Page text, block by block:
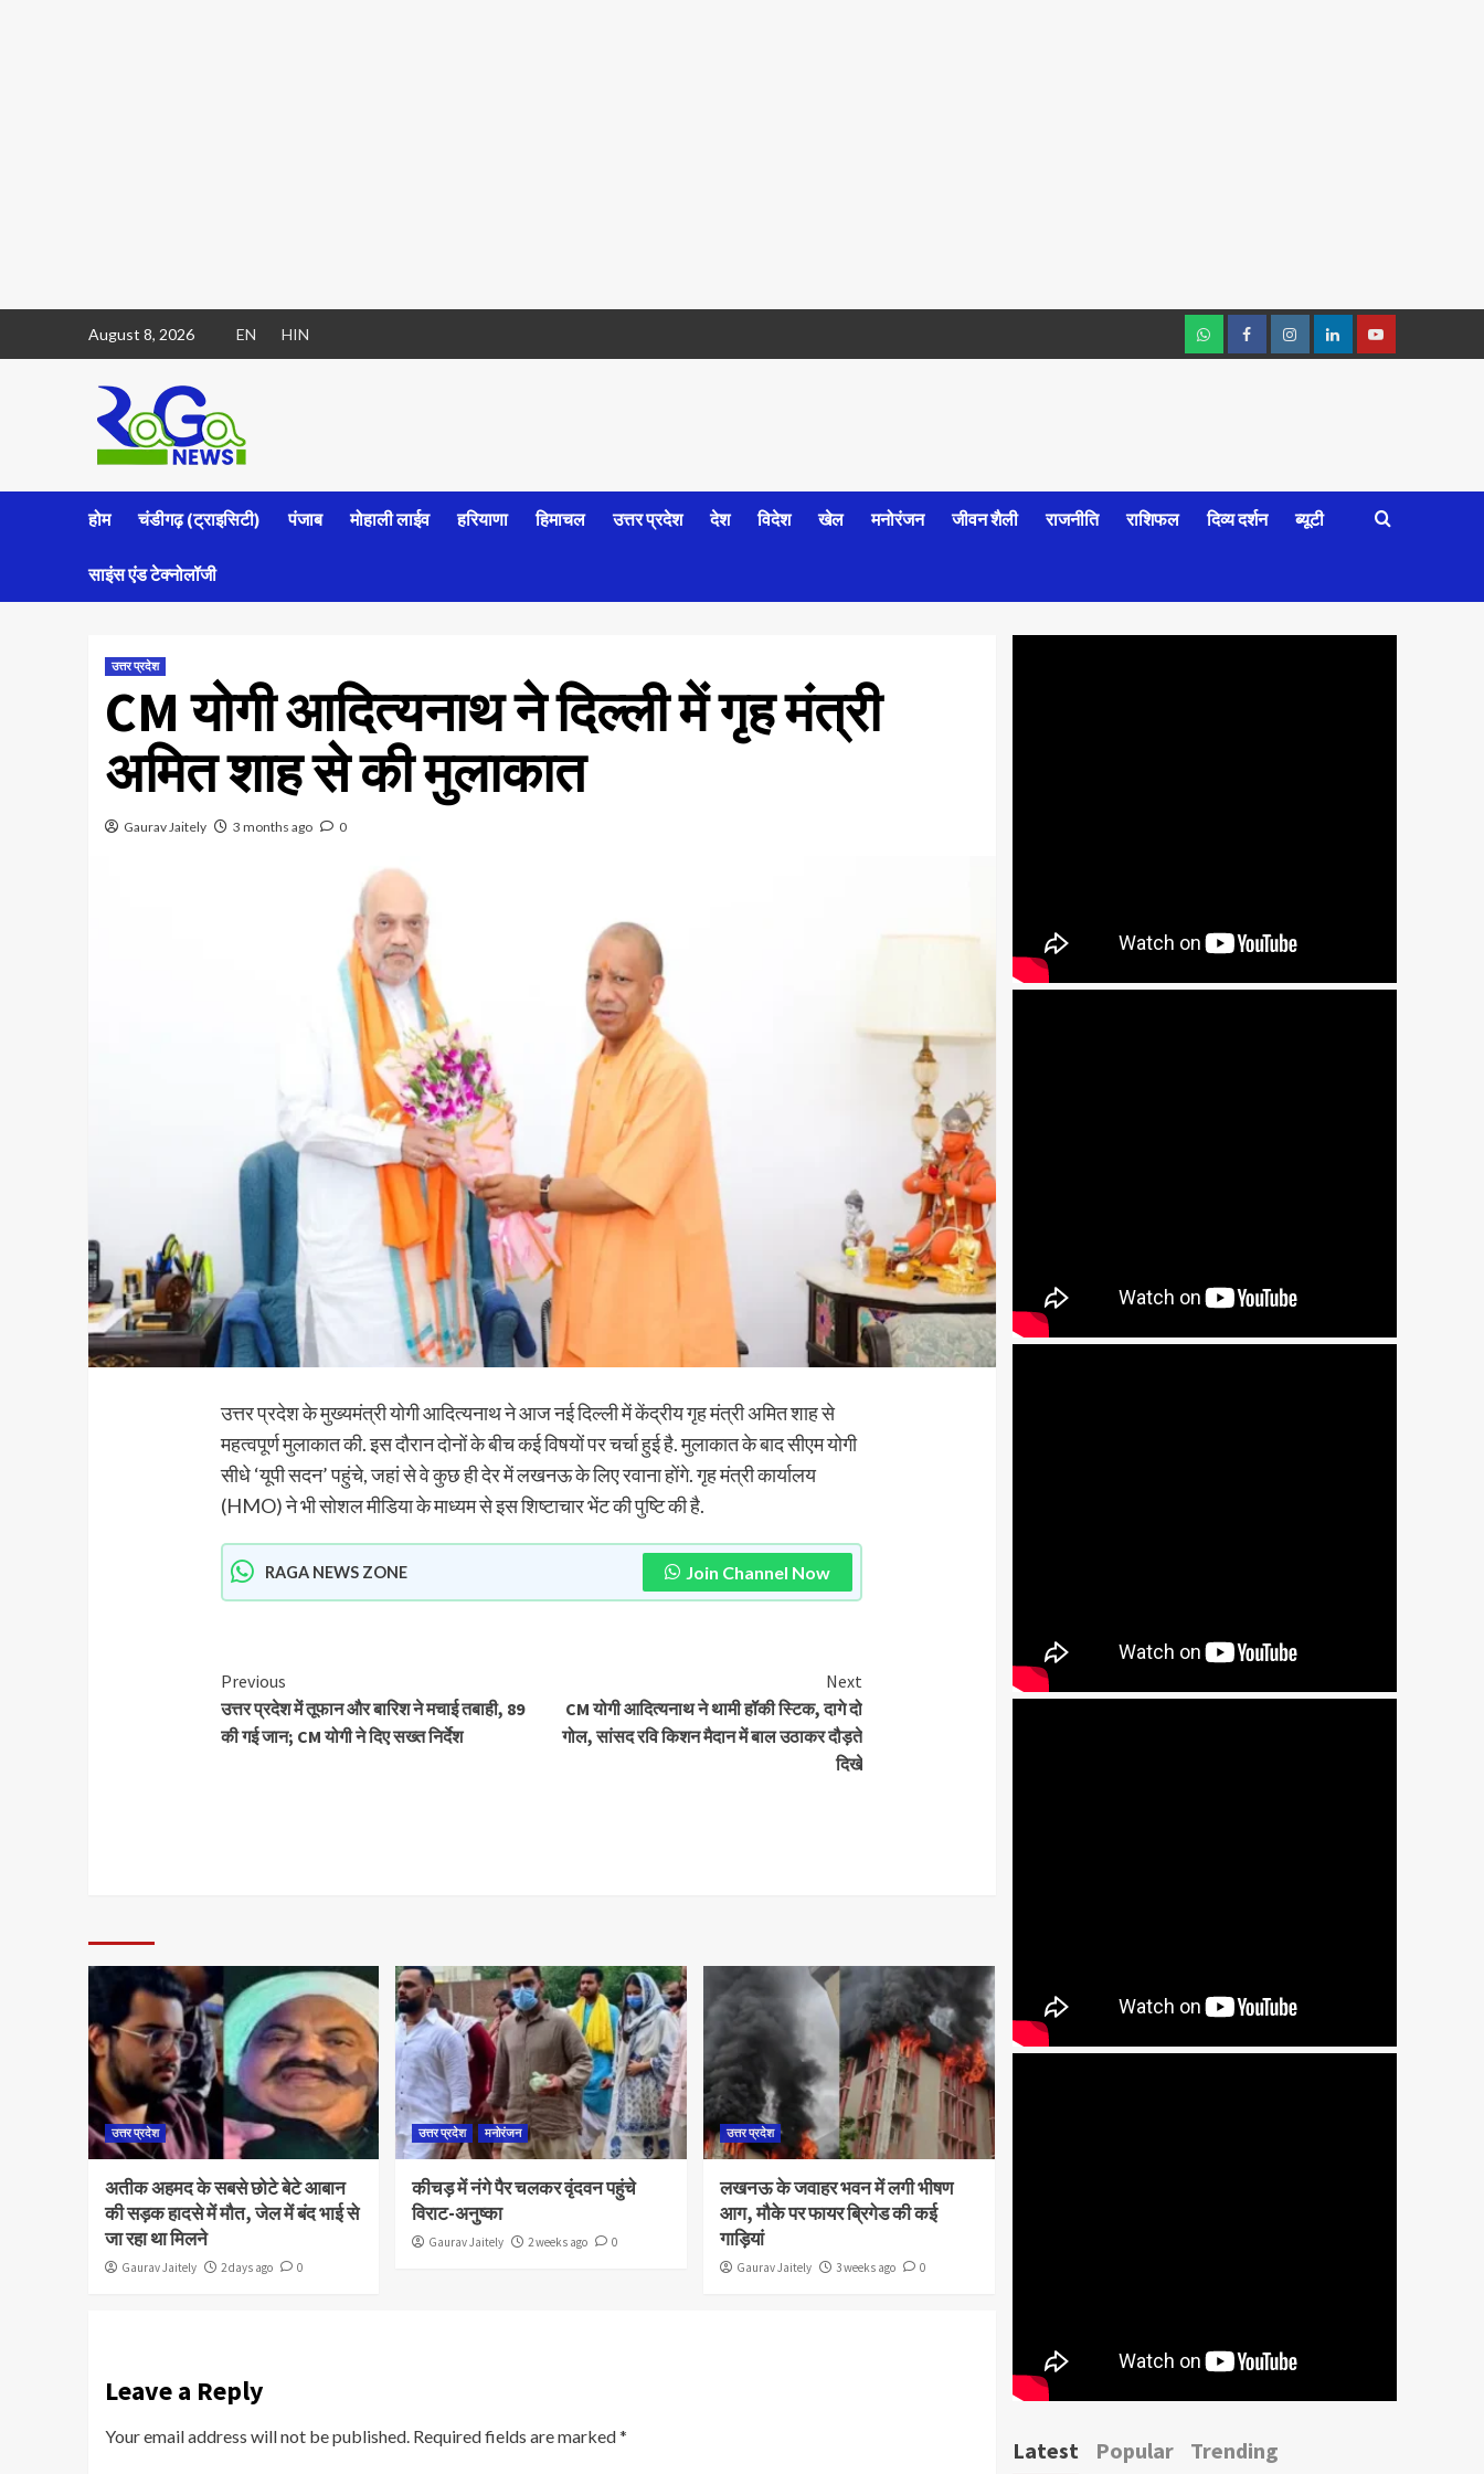
August 8, 2026 EN HIN
होम चंडीगढ़ (ट्राइसिटी) पंजाब मोहाली लाईव हरियाणा हिमाचल उत्तर प्रदेश देश विदेश खेल मनोरंजन जीवन शैली राजनीति राशिफल दिव्य दर्शन ब्यूटी
साइंस एंड टेक्नोलॉजी
उत्तर प्रदेश
CM योगी आदित्यनाथ ने दिल्ली में गृह मंत्री
अमित शाह से की मुलाकात
Gaurav Jaitely 3 months ago 0
उत्तर प्रदेश के मुख्यमंत्री योगी आदित्यनाथ ने आज नई दिल्ली में केंद्रीय गृह मंत्री अमित शाह से
महत्वपूर्ण मुलाकात की. इस दौरान दोनों के बीच कई विषयों पर चर्चा हुई है. मुलाकात के बाद सीएम योगी
सीधे ‘यूपी सदन’ पहुंचे, जहां से वे कुछ ही देर में लखनऊ के लिए रवाना होंगे. गृह मंत्री कार्यालय
(HMO) ने भी सोशल मीडिया के माध्यम से इस शिष्टाचार भेंट की पुष्टि की है.
RAGA NEWS ZONE Join Channel Now
Previous
उत्तर प्रदेश में तूफान और बारिश ने मचाई तबाही, 89
की गई जान; CM योगी ने दिए सख्त निर्देश
Next
CM योगी आदित्‍यनाथ ने थामी हॉकी स्टिक, दागे दो
गोल, सांसद रवि किशन मैदान में बाल उठाकर दौड़ते
दिखे
उत्तर प्रदेश
अतीक अहमद के सबसे छोटे बेटे आबान
की सड़क हादसे में मौत, जेल में बंद भाई से
जा रहा था मिलने
Gaurav Jaitely 2 days ago 0
उत्तर प्रदेश मनोरंजन
कीचड़ में नंगे पैर चलकर वृंदवन पहुंचे
विराट-अनुष्का
Gaurav Jaitely 2 weeks ago 0
उत्तर प्रदेश
लखनऊ के जवाहर भवन में लगी भीषण
आग, मौके पर फायर ब्रिगेड की कई
गाड़ियां
Gaurav Jaitely 3 weeks ago 0
Leave a Reply
Your email address will not be published. Required fields are marked*
Latest Popular Trending